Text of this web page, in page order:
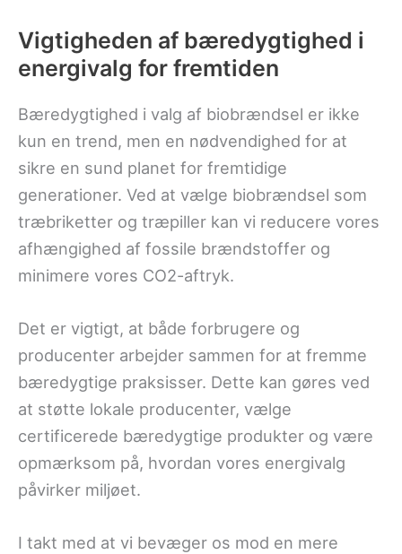
Vigtigheden af bæredygtighed i
energivalg for fremtiden
Bæredygtighed i valg af biobrændsel er ikke
kun en trend, men en nødvendighed for at
sikre en sund planet for fremtidige
generationer. Ved at vælge biobrændsel som
træbriketter og træpiller kan vi reducere vores
afhængighed af fossile brændstoffer og
minimere vores CO2-aftryk.
Det er vigtigt, at både forbrugere og
producenter arbejder sammen for at fremme
bæredygtige praksisser. Dette kan gøres ved
at støtte lokale producenter, vælge
certificerede bæredygtige produkter og være
opmærksom på, hvordan vores energivalg
påvirker miljøet.
I takt med at vi bevæger os mod en mere